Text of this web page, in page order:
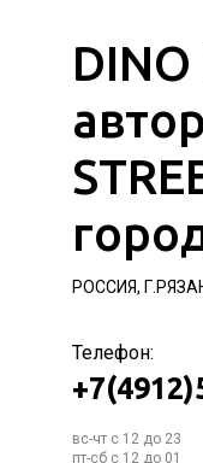
РОССИЯ,
Телефон:
вс-чт с 12 до 23
пт-сб с 12 до 01